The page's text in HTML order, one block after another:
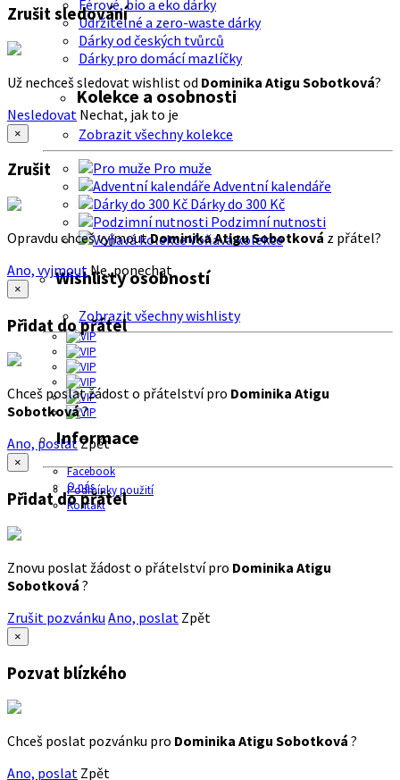
Férové, bio a eko dárky
Udržitelné a zero-waste dárky
Dárky od českých tvůrců
Dárky pro domácí mazlíčky
Kolekce a osobnosti
Zobrazit všechny kolekce
Pro muže
Adventní kalendáře
Dárky do 300 Kč
Podzimní nutnosti
Voňavá kolekce
Wishlisty osobností
Zobrazit všechny wishlisty
Informace
Facebook
O nás
Podmínky použití
Kontakt
Zrušit sledování
Už nechceš sledovat wishlist od Dominika Atigu Sobotková?
Nesledovat Nechat, jak to je
×
Zrušit
Opravdu chceš vyjmoutDominika Atigu Sobotková z přátel?
Ano, vyjmout Ne, ponechat
×
Přidat do přátel
Chceš poslat žádost o přátelství pro Dominika Atigu
Sobotková?
Ano, poslatZpět
×
Přidat do přátel
Znovu poslat žádost o přátelství pro Dominika Atigu
Sobotková ?
Zrušit pozvánku Ano, poslat Zpět
×
Pozvat blízkého
Chceš poslat pozvánku pro Dominika Atigu Sobotková ?
Ano, poslat Zpět